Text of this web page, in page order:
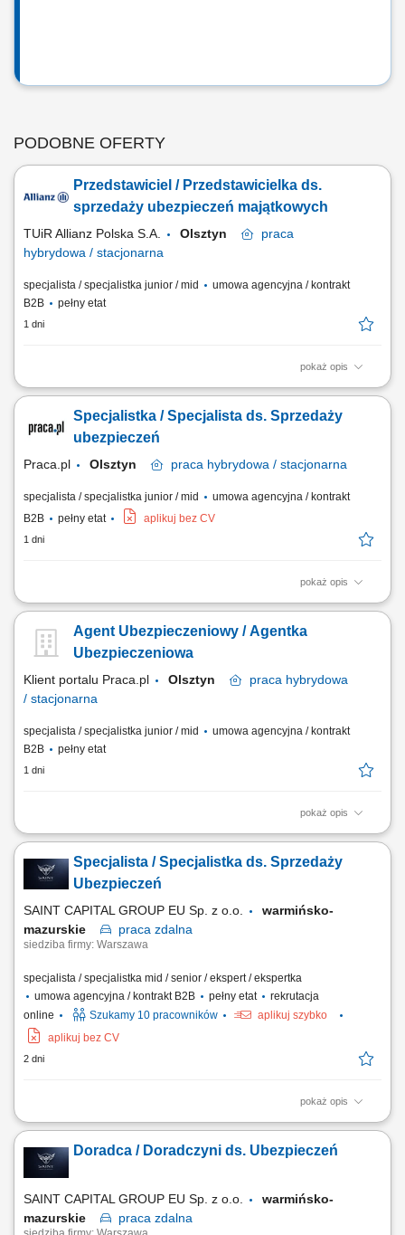
PODOBNE OFERTY
Przedstawiciel / Przedstawicielka ds.
sprzedaży ubezpieczeń majątkowych
TUiR Allianz Polska S.A. Olsztyn
praca
hybrydowa / stacjonarna
specjalista / specjalistka junior / mid
umowa agencyjna / kontrakt
B2B
pełny etat
1 dni
pokaż opis
Zakres obowiązków: Budowanie i rozwijanie relacji z klientami; Analiza
Prowadzenie spotkań online i stacjonarnych; Rozwijanie własnego
portfela klientów; Aktywne pozyskiwanie nowych kontaktów
Specjalistka / Specjalista ds. Sprzedaży
ubezpieczeń
Praca.pl Olsztyn praca hybrydowa / stacjonarna
specjalista / specjalistka junior / mid
umowa agencyjna / kontrakt
B2B
pełny etat aplikuj bez CV
1 dni
pokaż opis
Zadania Tworzenie i pielęgnowanie trwałych więzi biznesowych.
dedykowanych rozwiązań polisowych. Organizowanie oraz
prowadzenie prezentacji i konsultacji w trybie online oraz stacjonarnie.
Agent Ubezpieczeniowy / Agentka
Ubezpieczeniowa
Klient portalu Praca.pl Olsztyn praca hybrydowa
/ stacjonarna
specjalista / specjalistka junior / mid
umowa agencyjna / kontrakt
B2B
pełny etat
1 dni
pokaż opis
Budowanie i pozyskiwanie własnego portfela klientów oraz relacji
ubezpieczeniowych; Prowadzenie spotkań handlowych w formie online
i stacjonarnej; Realizacja indywidualnych celów sprzedażowych przy
Specjalista / Specjalistka ds. Sprzedaży
Ubezpieczeń
SAINT CAPITAL GROUP EU Sp. z o.o.
warmińsko-
mazurskie
praca zdalna
siedziba firmy: Warszawa
specjalista / specjalistka mid / senior / ekspert / ekspertka
umowa agencyjna / kontrakt B2B
pełny etat
rekrutacja
online
Szukamy 10 pracowników
aplikuj szybko
aplikuj bez CV
2 dni
pokaż opis
Opis stanowiska: Kompleksowa obsługa klientów w zakresie produktów
pozyskiwanie nowych klientów. Analiza potrzeb i przygotowywanie
indywidualnych rozwiązań ubezpieczeniowych. Budowanie pozycji
Doradca / Doradczyni ds. Ubezpieczeń
SAINT CAPITAL GROUP EU Sp. z o.o.
warmińsko-
mazurskie
praca zdalna